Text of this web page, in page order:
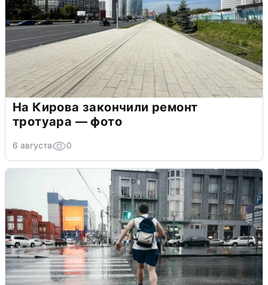
На Кирова закончили ремонт
тротуара — фото
6 августа 0